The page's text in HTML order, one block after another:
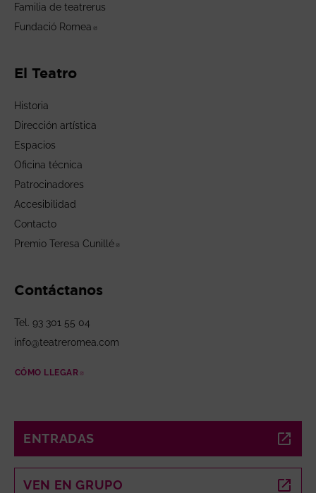
Familia de teatrerus
Fundació Romea
El Teatro
Historia
Dirección artística
Espacios
Oficina técnica
Patrocinadores
Accesibilidad
Contacto
Premio Teresa Cunillé
Contáctanos
Tel. 93 301 55 04
info@teatreromea.com
CÓMO LLEGAR
ENTRADAS
VEN EN GRUPO